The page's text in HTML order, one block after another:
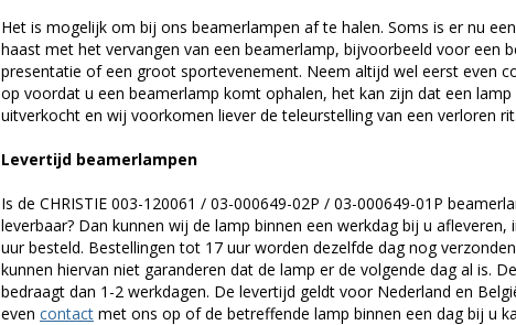
Het is mogelijk om bij ons beamerlampen af te halen. Soms is er nu
haast met het vervangen van een beamerlamp, bijvoorbeeld voor een
presentatie of een groot sportevenement. Neem altijd wel eerst even
op voordat u een beamerlamp komt ophalen, het kan zijn dat een lamp
uitverkocht en wij voorkomen liever de teleurstelling van een verloren rit.
Levertijd beamerlampen
Is de CHRISTIE 003-120061 / 03-000649-02P / 03-000649-01P
leverbaar? Dan kunnen wij de lamp binnen een werkdag bij u afleveren,
uur besteld. Bestellingen tot 17 uur worden dezelfde dag nog
kunnen hiervan niet garanderen dat de lamp er de volgende dag al is.
bedraagt dan 1-2 werkdagen. De levertijd geldt voor Nederland en
even contact met ons op of de betreffende lamp binnen een dag bij u